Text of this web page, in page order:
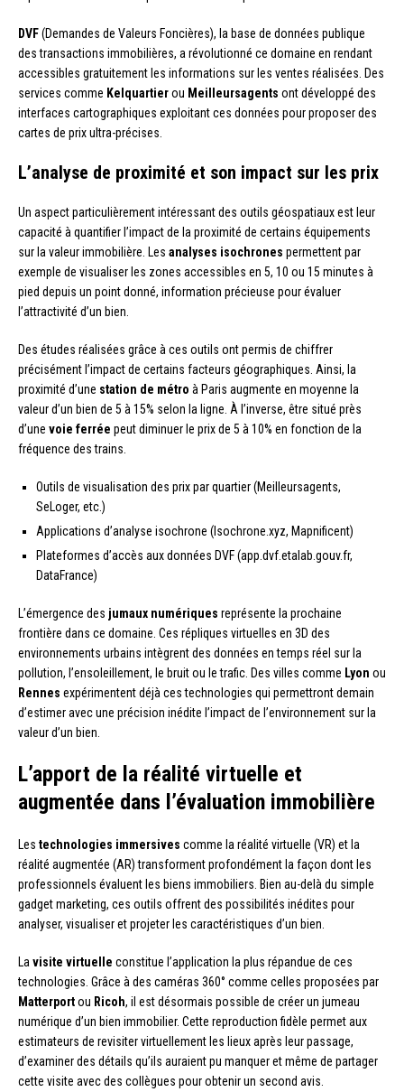
DVF(Demandes de Valeurs Foncières), la base de données publique
des transactions immobilières, a révolutionné ce domaine en rendant
accessibles gratuitement les informations sur les ventes réalisées. Des
services comme Kelquartierou Meilleursagents ont développé des
interfaces cartographiques exploitant ces données pour proposer des
cartes de prix ultra-précises.
L’analyse de proximité et son impact sur les prix
Un aspect particulièrement intéressant des outils géospatiaux est leur
capacité à quantifier l’impact de la proximité de certains équipements
sur la valeur immobilière. Les analyses isochrones permettent par
exemple de visualiser les zones accessibles en 5, 10 ou 15 minutes à
pied depuis un point donné, information précieuse pour évaluer
l’attractivité d’un bien.
Des études réalisées grâce à ces outils ont permis de chiffrer
précisément l’impact de certains facteurs géographiques. Ainsi, la
proximité d’une station de métro à Paris augmente en moyenne la
valeur d’un bien de 5 à 15% selon la ligne. À l’inverse, être situé près
d’une voie ferrée peut diminuer le prix de 5 à 10% en fonction de la
fréquence des trains.
Outils de visualisation des prix par quartier (Meilleursagents,
SeLoger, etc.)
Applications d’analyse isochrone (Isochrone.xyz, Mapnificent)
Plateformes d’accès aux données DVF (app.dvf.etalab.gouv.fr,
DataFrance)
L’émergence des jumaux numériques représente la prochaine
frontière dans ce domaine. Ces répliques virtuelles en 3D des
environnements urbains intègrent des données en temps réel sur la
pollution, l’ensoleillement, le bruit ou le trafic. Des villes comme Lyon ou
Rennes expérimentent déjà ces technologies qui permettront demain
d’estimer avec une précision inédite l’impact de l’environnement sur la
valeur d’un bien.
L’apport de la réalité virtuelle et
augmentée dans l’évaluation immobilière
Les technologies immersives comme la réalité virtuelle (VR) et la
réalité augmentée (AR) transforment profondément la façon dont les
professionnels évaluent les biens immobiliers. Bien au-delà du simple
gadget marketing, ces outils offrent des possibilités inédites pour
analyser, visualiser et projeter les caractéristiques d’un bien.
Lavisite virtuelle constitue l’application la plus répandue de ces
technologies. Grâce à des caméras 360° comme celles proposées par
Matterportou Ricoh, il est désormais possible de créer un jumeau
numérique d’un bien immobilier. Cette reproduction fidèle permet aux
estimateurs de revisiter virtuellement les lieux après leur passage,
d’examiner des détails qu’ils auraient pu manquer et même de partager
cette visite avec des collègues pour obtenir un second avis.